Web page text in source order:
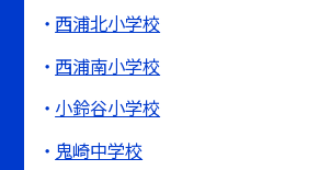
西浦北小学校
西浦南小学校
小鈴谷小学校
鬼崎中学校